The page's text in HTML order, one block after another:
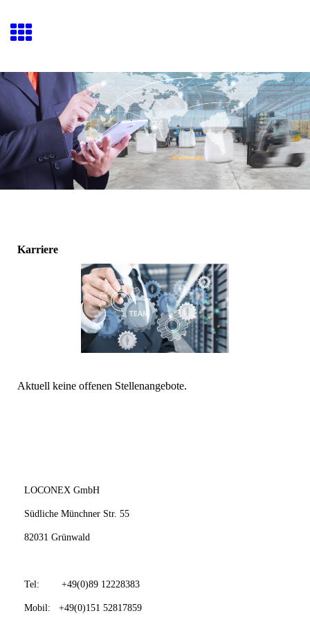
Karriere
Aktuell keine offenen Stellenangebote.
LOCONEX GmbH
Südliche Münchner Str. 55
82031 Grünwald
Tel: +49(0)89 12228383
Mobil: +49(0)151 52817859